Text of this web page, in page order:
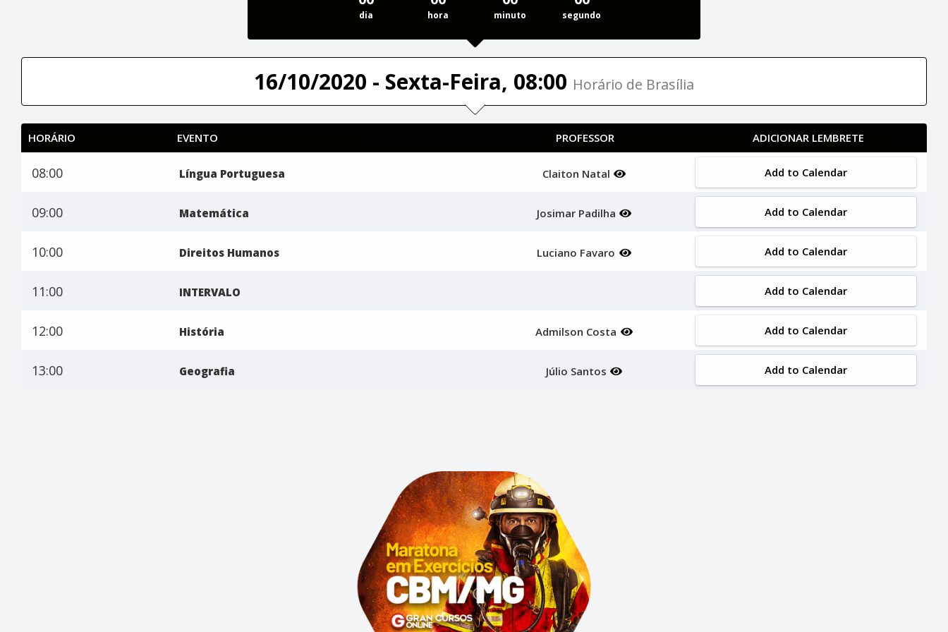
dia hora minuto segundo
16/10/2020 - Sexta-Feira, 08:00 Horário de Brasília
HORÁRIO EVENTO PROFESSOR ADICIONAR LEMBRETE
08:00 Língua Portuguesa Claiton Natal Add to Calendar
09:00 Matemática Josimar Padilha Add to Calendar
10:00 Direitos Humanos Luciano Favaro Add to Calendar
11:00 INTERVALO Add to Calendar
12:00 História Admilson Costa Add to Calendar
13:00 Geografia Júlio Santos Add to Calendar